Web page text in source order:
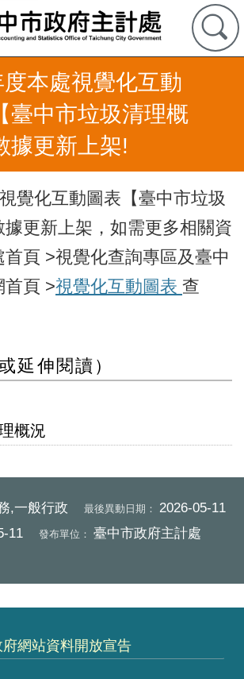
本處視覺化互動
臺中市垃圾清理概
據更新上架!
覺化互動圖表【臺中市垃圾
據更新上架， 如需更多相關資
首頁 >視覺化查詢專區及臺中
首頁 >視覺化互動圖表 查
延伸閱讀）
概況
,一般行政 最後異動日期：2026-05-11
11 發布單位：臺中市政府主計處
府網站資料開放宣告